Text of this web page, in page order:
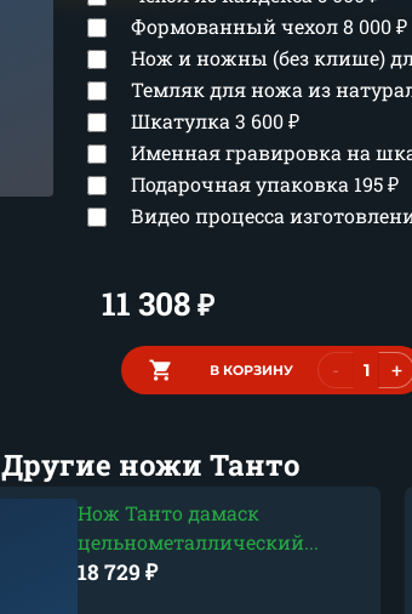
Формованный чехол8 000₽
Нож и ножны (без клише)
Темляк для ножа из
Шкатулка 3 600₽
Именная гравировка на
Подарочная упаковка 195₽
Видео процесса
11 308₽
В КОРЗИНУ - +
Другие ножи Танто
Нож Танто дамаск
цельнометаллический...
18 729 ₽